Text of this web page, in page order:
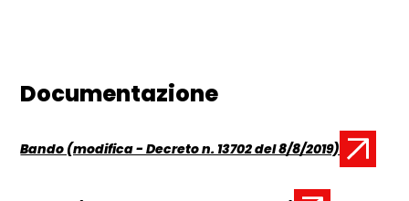
Documentazione
Documento:
Bando (modifica - Decreto n. 13702 del 8/8/2019)